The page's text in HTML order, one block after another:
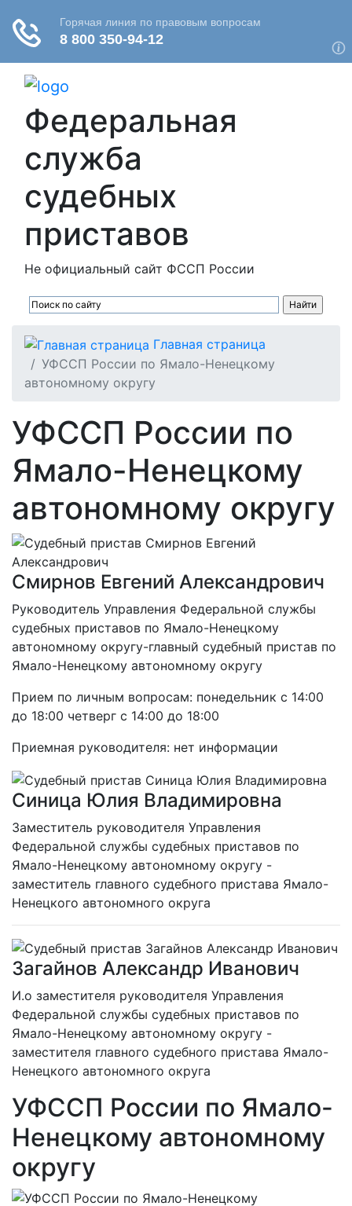
Федеральная
служба
судебных
приставов
Не официальный сайт ФССП России
Главная страница
УФССП России по Ямало-Ненецкому
автономному округу
УФССП России по
Ямало-Ненецкому
автономному округу
Смирнов Евгений Александрович
Руководитель Управления Федеральной службы
судебных приставов по Ямало-Ненецкому
автономному округу-главный судебный пристав по
Ямало-Ненецкому автономному округу
Прием по личным вопросам: понедельник с 14:00
до 18:00 четверг с 14:00 до 18:00
Приемная руководителя: нет информации
Синица Юлия Владимировна
Заместитель руководителя Управления
Федеральной службы судебных приставов по
Ямало-Ненецкому автономному округу -
заместитель главного судебного пристава Ямало-
Ненецкого автономного округа
Загайнов Александр Иванович
И.о заместителя руководителя Управления
Федеральной службы судебных приставов по
Ямало-Ненецкому автономному округу -
заместителя главного судебного пристава Ямало-
Ненецкого автономного округа
УФССП России по Ямало-
Ненецкому автономному
округу